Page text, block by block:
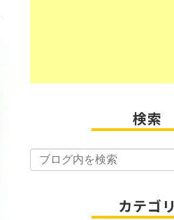
検索
カテゴリ